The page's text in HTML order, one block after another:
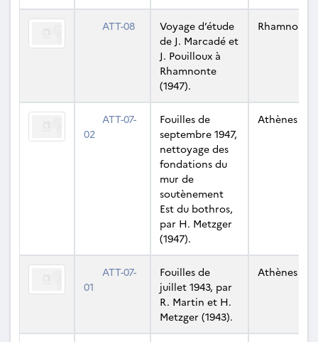
ATT-08
Voyage d’étude
de J. Marcadé et
J. Pouilloux à
Rhamnonte
(1947).
Rhamnonte
ATT-07-
02
Fouilles de
septembre 1947,
nettoyage des
fondations du
mur de
soutènement
Est du bothros,
par H. Metzger
(1947).
Athènes
ATT-07-
01
Fouilles de
juillet 1943, par
R. Martin et H.
Metzger (1943).
Athènes